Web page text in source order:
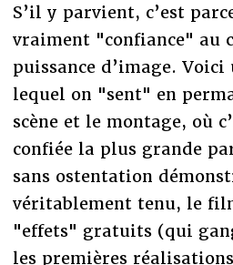
S’il y parvient, c’est
vraiment "confiance" au
puissance d’image.
lequel on "sent" en
scène et le montage, où
confiée la plus grande
sans ostentation
véritablement tenu, le
"effets" gratuits (qui
les premières